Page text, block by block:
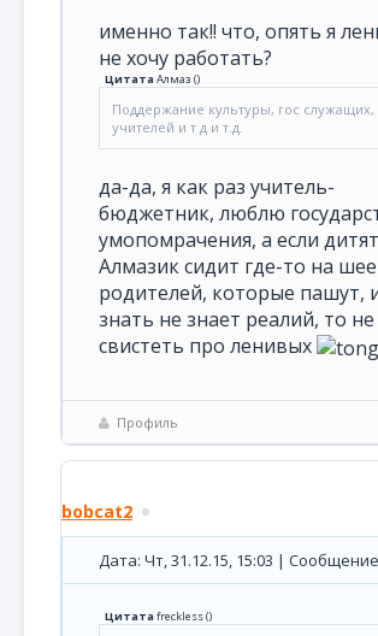
именно так!! что, опять я
не хочу работать?
ЦитатаАлмаз ()
Поддержание культуры, гос служащих,
учителей и т д и т.д.
да-да, я как раз учитель-
бюджетник, люблю
умопомрачения, а если
Алмазик сидит где-то на
родителей, которые пашут,
знать не знает реалий, то
свистеть про ленивых
Профиль
bobcat2
Дата: Чт, 31.12.15, 15:03 |
Цитатаfreckless()